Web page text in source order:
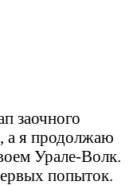
заочного
а я продолжаю
Урале-Волк.
попыток.